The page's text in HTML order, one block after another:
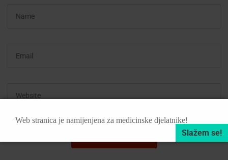
Web stranica je namijenjena za medicinske djelatnike!